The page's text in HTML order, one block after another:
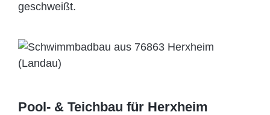
geschweißt.
Pool- & Teichbau für Herxheim